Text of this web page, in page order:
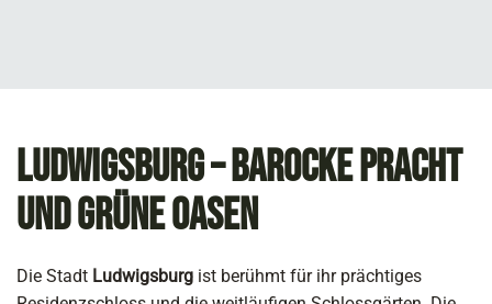
Ludwigsburg – Barocke Pracht
und grüne Oasen
Die Stadt Ludwigsburg ist berühmt für ihr prächtiges